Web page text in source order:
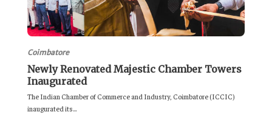
Coimbatore
Newly Renovated Majestic Chamber Towers
Inaugurated
The Indian Chamber of Commerce and Industry, Coimbatore (ICCIC)
inaugurated its...